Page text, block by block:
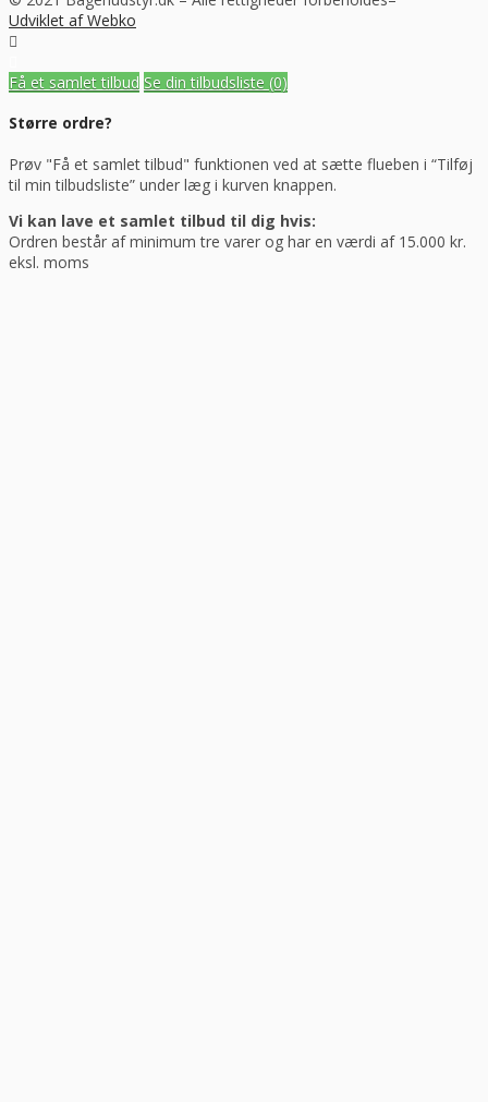
Udviklet af Webko
Få et samlet tilbud Se din tilbudsliste (0)
Større ordre?
Prøv "Få et samlet tilbud" funktionen ved at sætte flueben i “Tilføj
til min tilbudsliste” under læg i kurven knappen.
Vi kan lave et samlet tilbud til dig hvis:
Ordren består af minimum tre varer og har en værdi af 15.000 kr.
eksl. moms